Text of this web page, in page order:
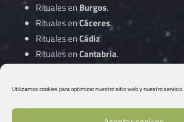
Utilizamos cookies para optimizar nuestro sitio web y nuestro servicio.
Rituales en Burgos.
Rituales enCáceres.
Rituales enCádiz.
Rituales enCantabria.
Rituales enCiudad Real.